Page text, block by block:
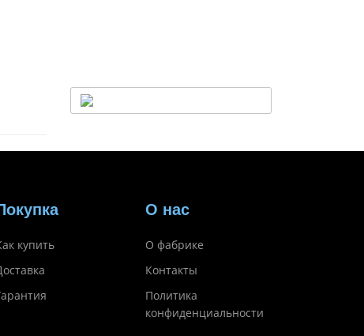
купить
О нас
О фабрике
Контакты
Политика
конфиденциальности